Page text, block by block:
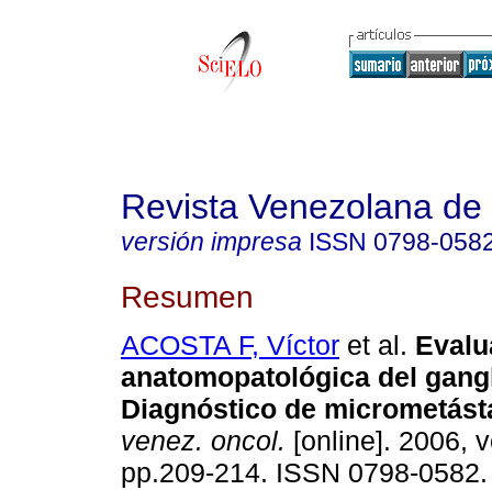
Revista Venezolana
versión impresa ISSN 0798-
Resumen
ACOSTA F, Víctor et al.
anatomopatológica del
Diagnóstico de
venez. oncol. [online]. 2006,
pp.209-214. ISSN 0798-0582.